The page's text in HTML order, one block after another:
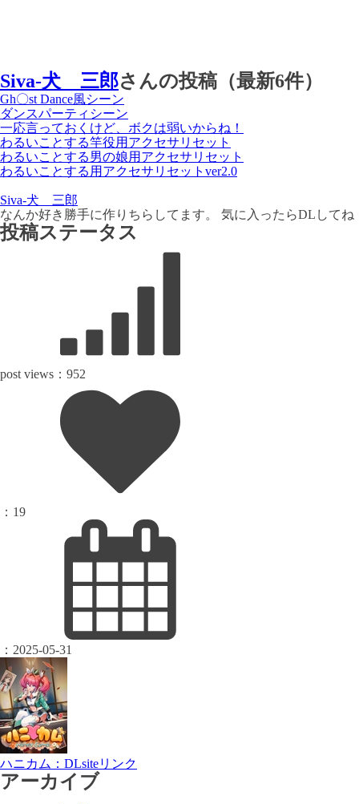
Siva-犬 三郎さんの投稿（最新6件）
Gh〇st Dance風シーン
ダンスパーティシーン
一応言っておくけど、ボクは弱いからね！
わるいことする竿役用アクセサリセット
わるいことする男の娘用アクセサリセット
わるいことする用アクセサリセットver2.0
Siva-犬 三郎
なんか好き勝手に作りちらしてます。 気に入ったらDLしてね
投稿ステータス
post views： 952
： 19
： 2025-05-31
ハニカム：DLsiteリンク
アーカイブ